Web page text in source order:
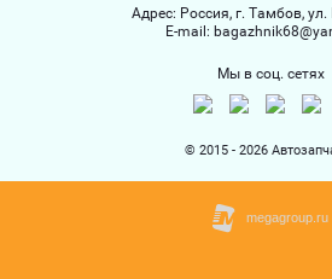
Адрес: Россия, г. Тамбов, ул.
Е-mail:
Мы в соц. сетях
© 2015 - 2026